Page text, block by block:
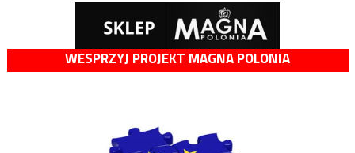
WESPRZYJ PROJEKT MAGNA POLONIA